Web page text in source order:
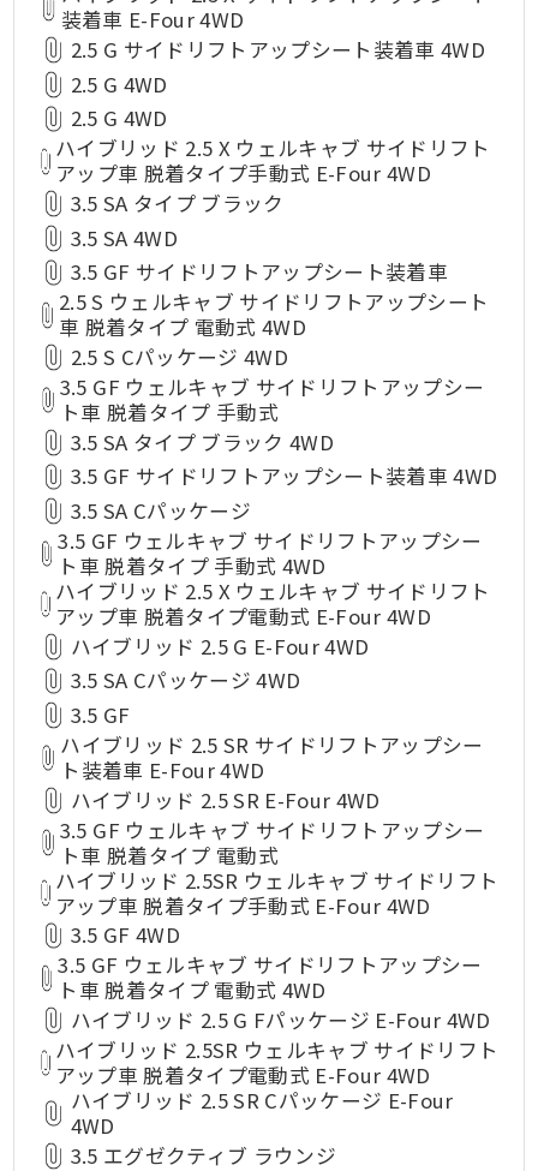
装着車 E-Four 4WD
2.5 G サイドリフトアップシート装着車 4WD
2.5 G 4WD
2.5 G 4WD
ハイブリッド 2.5 X ウェルキャブ サイドリフト
アップ車 脱着タイプ手動式 E-Four 4WD
3.5 SA タイプ ブラック
3.5 SA 4WD
3.5 GF サイドリフトアップシート装着車
2.5 S ウェルキャブ サイドリフトアップシート
車 脱着タイプ 電動式 4WD
2.5 S Cパッケージ 4WD
3.5 GF ウェルキャブ サイドリフトアップシー
ト車 脱着タイプ 手動式
3.5 SA タイプ ブラック 4WD
3.5 GF サイドリフトアップシート装着車 4WD
3.5 SA Cパッケージ
3.5 GF ウェルキャブ サイドリフトアップシー
ト車 脱着タイプ 手動式 4WD
ハイブリッド 2.5 X ウェルキャブ サイドリフト
アップ車 脱着タイプ電動式 E-Four 4WD
ハイブリッド 2.5 G E-Four 4WD
3.5 SA Cパッケージ 4WD
3.5 GF
ハイブリッド 2.5 SR サイドリフトアップシー
ト装着車 E-Four 4WD
ハイブリッド 2.5 SR E-Four 4WD
3.5 GF ウェルキャブ サイドリフトアップシー
ト車 脱着タイプ 電動式
ハイブリッド 2.5SR ウェルキャブ サイドリフト
アップ車 脱着タイプ手動式 E-Four 4WD
3.5 GF 4WD
3.5 GF ウェルキャブ サイドリフトアップシー
ト車 脱着タイプ 電動式 4WD
ハイブリッド 2.5 G Fパッケージ E-Four 4WD
ハイブリッド 2.5SR ウェルキャブ サイドリフト
アップ車 脱着タイプ電動式 E-Four 4WD
ハイブリッド 2.5 SR Cパッケージ E-Four
4WD
3.5 エグゼクティブ ラウンジ